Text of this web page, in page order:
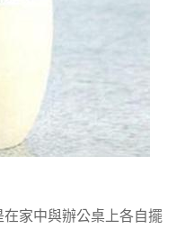
家中與辦公桌上各自擺